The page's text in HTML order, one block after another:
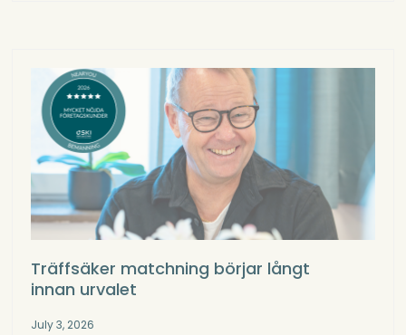
Träffsäker matchning börjar långt
innan urvalet
July 3, 2026